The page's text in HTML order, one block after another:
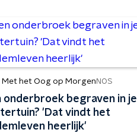
Met het Oog op Morgen NOS
onderbroek begraven in je
'Dat vindt het
heerlijk'